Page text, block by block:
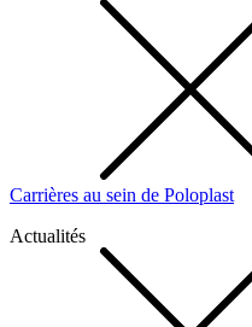
Carrières au sein de Poloplast
Actualités